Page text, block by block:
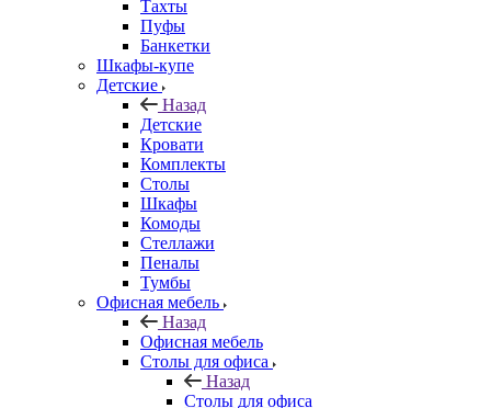
Тахты
Пуфы
Банкетки
Шкафы-купе
Детские
Назад
Детские
Кровати
Комплекты
Столы
Шкафы
Комоды
Стеллажи
Пеналы
Тумбы
Офисная мебель
Назад
Офисная мебель
Столы для офиса
Назад
Столы для офиса